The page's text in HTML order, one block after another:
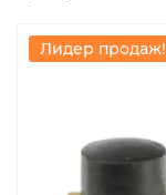
Лидер продаж!